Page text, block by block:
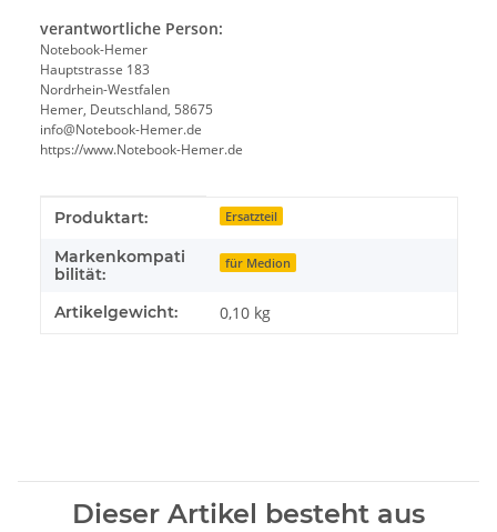
verantwortliche Person:
Notebook-Hemer
Hauptstrasse 183
Nordrhein-Westfalen
Hemer, Deutschland, 58675
info@Notebook-Hemer.de
https://www.Notebook-Hemer.de
Produkteigenschaft
Wert
Produktart: Ersatzteil
Markenkompati
bilität:
für Medion
Artikelgewicht: 0,10 kg
Dieser Artikel besteht aus